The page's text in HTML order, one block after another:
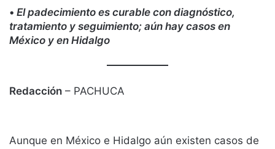
• El padecimiento es curable con diagnóstico,
tratamiento y seguimiento; aún hay casos en
México y en Hidalgo
Redacción – PACHUCA
Aunque en México e Hidalgo aún existen casos de